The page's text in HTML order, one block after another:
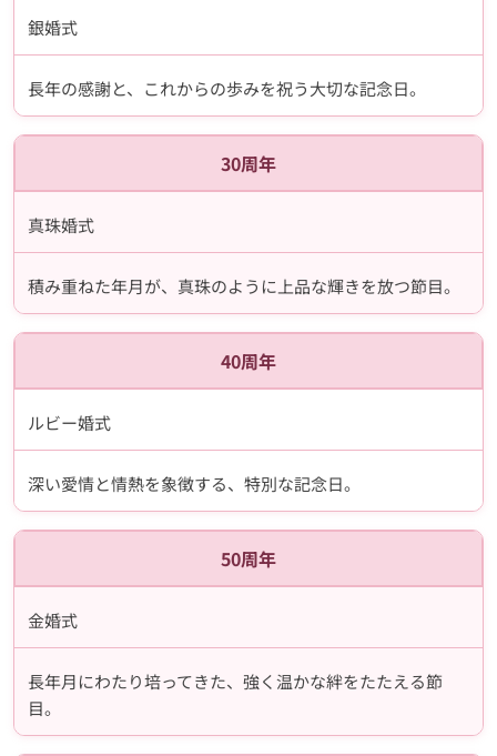
銀婚式
長年の感謝と、これからの歩みを祝う大切な記念日。
30周年
真珠婚式
積み重ねた年月が、真珠のように上品な輝きを放つ節目。
40周年
ルビー婚式
深い愛情と情熱を象徴する、特別な記念日。
50周年
金婚式
長年月にわたり培ってきた、強く温かな絆をたたえる節
目。